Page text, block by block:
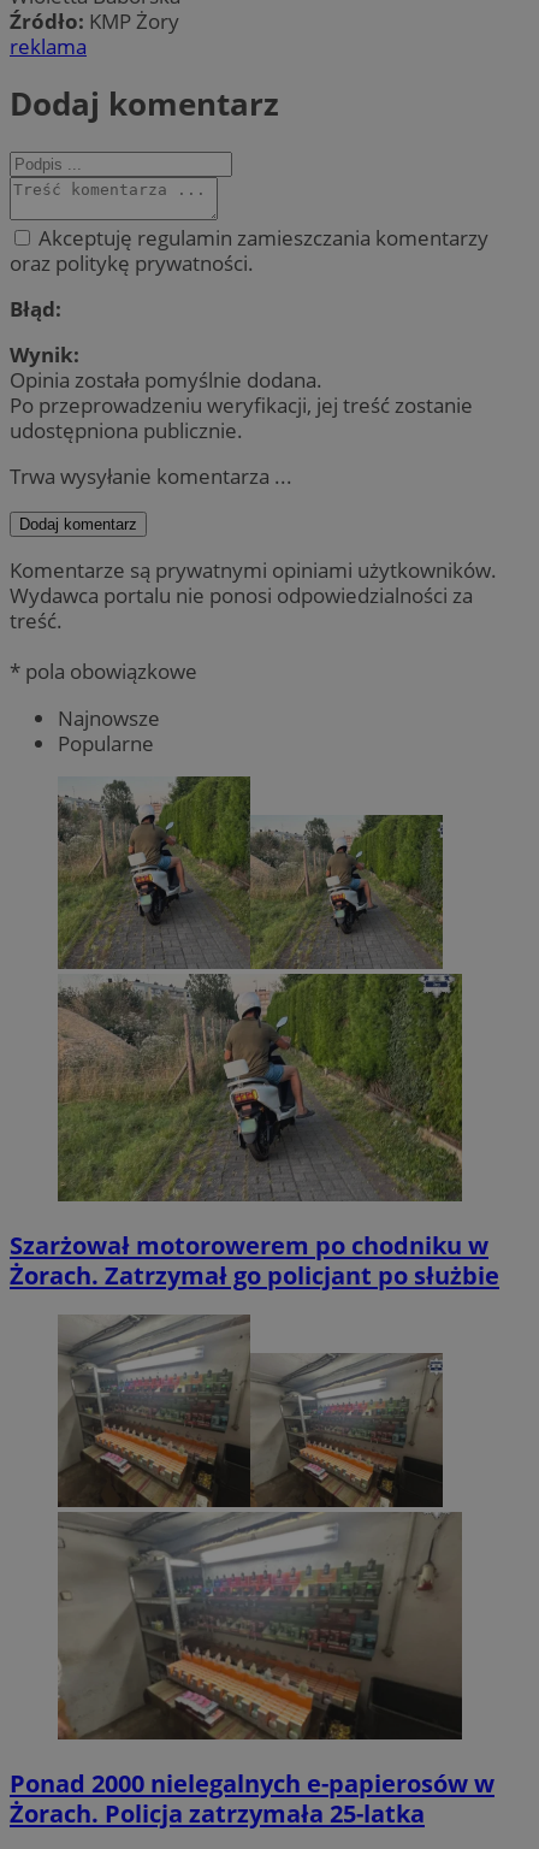
Źródło: KMP Żory
reklama
Dodaj komentarz
Akceptuję regulamin zamieszczania komentarzy
oraz politykę prywatności.
Błąd:
Wynik:
Opinia została pomyślnie dodana.
Po przeprowadzeniu weryfikacji, jej treść zostanie
udostępniona publicznie.
Trwa wysyłanie komentarza ...
Dodaj komentarz
Komentarze są prywatnymi opiniami użytkowników.
Wydawca portalu nie ponosi odpowiedzialności za
treść.
* pola obowiązkowe
Najnowsze
Popularne
Szarżował motorowerem po chodniku w
Żorach. Zatrzymał go policjant po służbie
Ponad 2000 nielegalnych e-papierosów w
Żorach. Policja zatrzymała 25-latka